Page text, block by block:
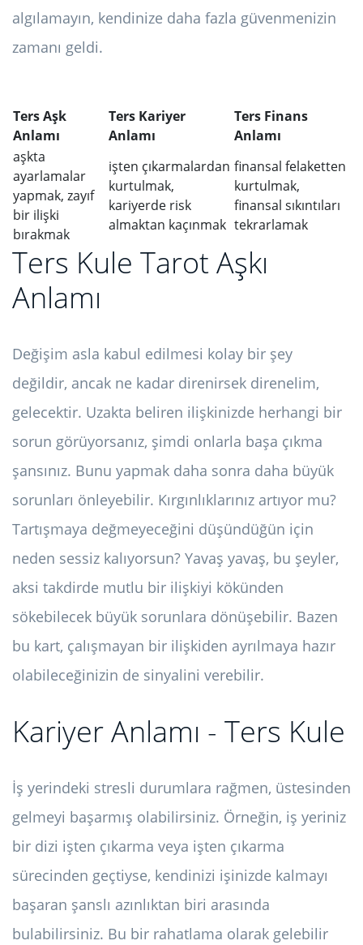
algılamayın, kendinize daha fazla güvenmenizin
zamanı geldi.
Ters Aşk
Anlamı
Ters Kariyer
Anlamı
Ters Finans
Anlamı
aşkta
ayarlamalar
yapmak, zayıf
bir ilişki
bırakmak
işten çıkarmalardan
kurtulmak,
kariyerde risk
almaktan kaçınmak
finansal felaketten
kurtulmak,
finansal sıkıntıları
tekrarlamak
Ters Kule Tarot Aşkı
Anlamı
Değişim asla kabul edilmesi kolay bir şey
değildir, ancak ne kadar direnirsek direnelim,
gelecektir. Uzakta beliren ilişkinizde herhangi bir
sorun görüyorsanız, şimdi onlarla başa çıkma
şansınız. Bunu yapmak daha sonra daha büyük
sorunları önleyebilir. Kırgınlıklarınız artıyor mu?
Tartışmaya değmeyeceğini düşündüğün için
neden sessiz kalıyorsun? Yavaş yavaş, bu şeyler,
aksi takdirde mutlu bir ilişkiyi kökünden
sökebilecek büyük sorunlara dönüşebilir. Bazen
bu kart, çalışmayan bir ilişkiden ayrılmaya hazır
olabileceğinizin de sinyalini verebilir.
Kariyer Anlamı - Ters Kule
İş yerindeki stresli durumlara rağmen, üstesinden
gelmeyi başarmış olabilirsiniz. Örneğin, iş yeriniz
bir dizi işten çıkarma veya işten çıkarma
sürecinden geçtiyse, kendinizi işinizde kalmayı
başaran şanslı azınlıktan biri arasında
bulabilirsiniz. Bu bir rahatlama olarak gelebilir